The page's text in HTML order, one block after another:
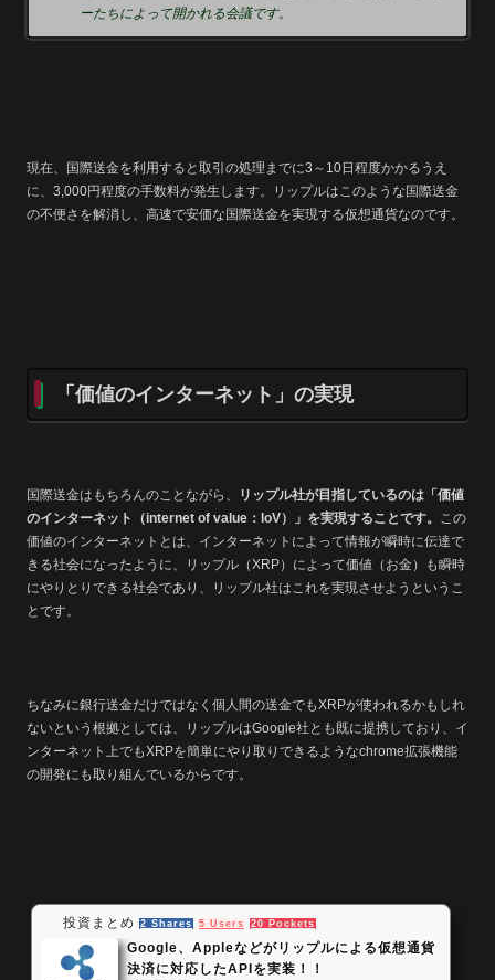
ーたちによって開かれる会議です。
現在、国際送金を利用すると取引の処理までに3～10日程度かかるうえ
に、3,000円程度の手数料が発生します。リップルはこのような国際送金
の不便さを解消し、高速で安価な国際送金を実現する仮想通貨なのです。
「価値のインターネット」の実現
国際送金はもちろんのことながら、
リップル社が目指しているのは「価値
のインターネット（internet of value：IoV）」を実現することです。
この
価値のインターネットとは、インターネットによって情報が瞬時に伝達で
きる社会になったように、リップル（XRP）によって価値（お金）も瞬時
にやりとりできる社会であり、リップル社はこれを実現させようというこ
とです。
ちなみに銀行送金だけではなく個人間の送金でもXRPが使われるかもしれ
ないという根拠としては、リップルはGoogle社とも既に提携しており、イ
ンターネット上でもXRPを簡単にやり取りできるようなchrome拡張機能
の開発にも取り組んでいるからです。
投資まとめ 2 Shares 5 Users 20 Pockets
Google、Appleなどがリップルによる仮想通貨
決済に対応したAPIを実装！！